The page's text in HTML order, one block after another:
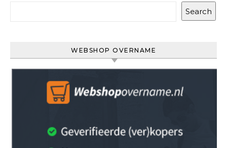
Search
WEBSHOP OVERNAME